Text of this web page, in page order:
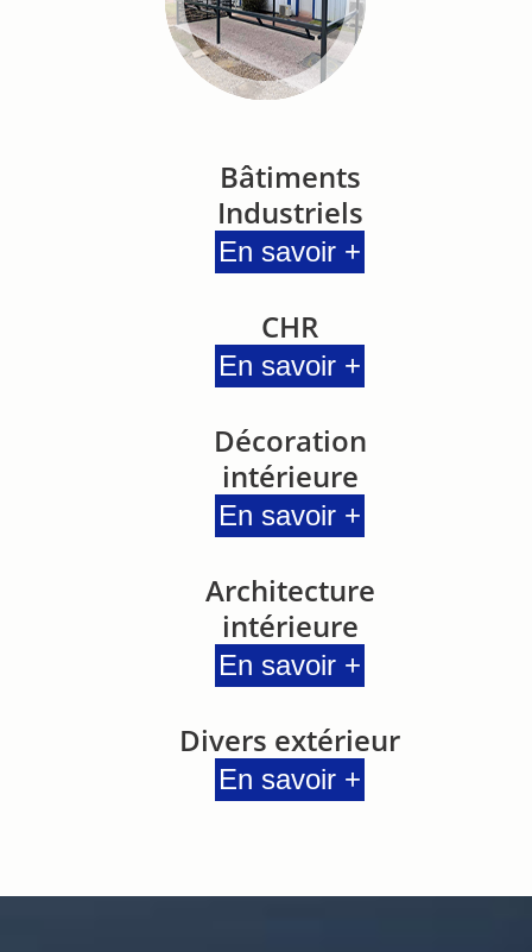
Bâtiments
Industriels
En savoir +
CHR
En savoir +
Décoration
intérieure
En savoir +
Architecture
intérieure
En savoir +
Divers extérieur
En savoir +